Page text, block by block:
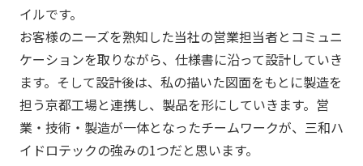
イルです。
お客様のニーズを熟知した当社の営業担当者とコミュニ
ケーションを取りながら、仕様書に沿って設計していき
ます。そして設計後は、私の描いた図面をもとに製造を
担う京都工場と連携し、製品を形にしていきます。営
業・技術・製造が一体となったチームワークが、三和ハ
イドロテックの強みの1つだと思います。